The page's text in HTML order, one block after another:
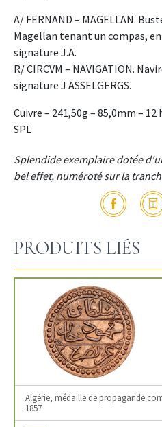
A/ FERNAND – MAGELLAN.
Magellan tenant un compas,
signature J.A.
R/ CIRCVM – NAVIGATION.
signature J ASSELGERGS.
Cuivre – 241,50g – 85,0mm – 12
SPL
Splendide exemplaire dotée
bel effet, numéroté sur la
PRODUITS LIÉS
Algérie, médaille de propagande
1857